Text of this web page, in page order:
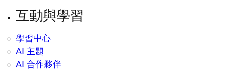
互動與學習
學習中心
AI 主題
AI 合作夥伴